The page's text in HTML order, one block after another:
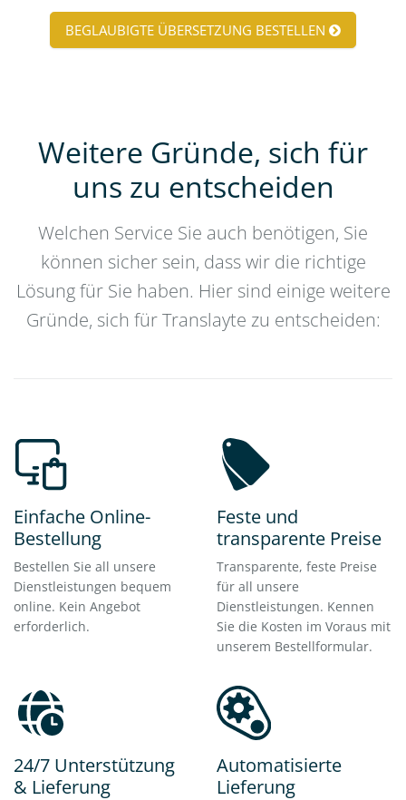
BEGLAUBIGTE ÜBERSETZUNG BESTELLEN
Weitere Gründe, sich für
uns zu entscheiden
Welchen Service Sie auch benötigen, Sie
können sicher sein, dass wir die richtige
Lösung für Sie haben. Hier sind einige weitere
Gründe, sich für Translayte zu entscheiden:
Einfache Online-
Bestellung
Bestellen Sie all unsere
Dienstleistungen bequem
online. Kein Angebot
erforderlich.
Feste und
transparente Preise
Transparente, feste Preise
für all unsere
Dienstleistungen. Kennen
Sie die Kosten im Voraus mit
unserem Bestellformular.
24/7 Unterstützung
& Lieferung
Automatisierte
Lieferung